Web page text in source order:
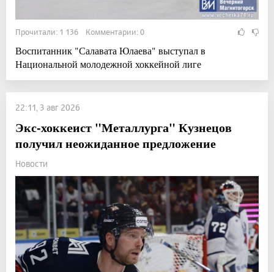
Прочитали: 1 136 Комментарии: 0
Воспитанник "Салавата Юлаева" выступал в
Национальной молодежной хоккейной лиге
22:11, 3 авг 2026
Экс-хоккеист "Металлурга" Кузнецов
получил неожиданное предложение
Новости